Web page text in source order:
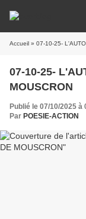
Accueil » 07-10-25-
07-10-25-
MOUSCRON
Publié le 07/10/2025 à
Par POESIE-ACTION